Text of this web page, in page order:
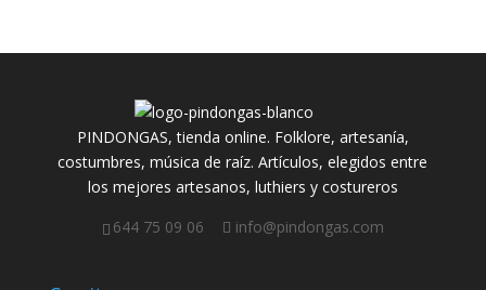
PINDONGAS, tienda online. Folklore, artesanía,
costumbres, música de raíz. Artículos, elegidos entre
los mejores artesanos, luthiers y costureros
644 75 09 06
info@pindongas.com